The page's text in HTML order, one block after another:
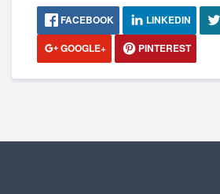
FACEBOOK LINKEDIN
GOOGLE+
PINTEREST